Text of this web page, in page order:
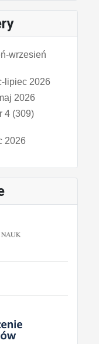
wrzesień
lipiec 2026
2026
4 (309)
2026